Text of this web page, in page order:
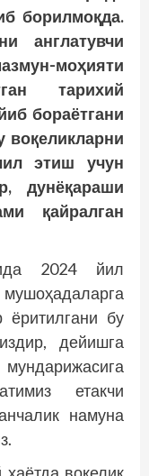
борилмоқда.
англатувчи
моҳияти
тарихий
бораётгани
воқеликларни
этиш учун
дунёқараши
қайралган
2024 йил
мушоҳадаларга
ёритилгани бу
дейишга
етакчи
намуна